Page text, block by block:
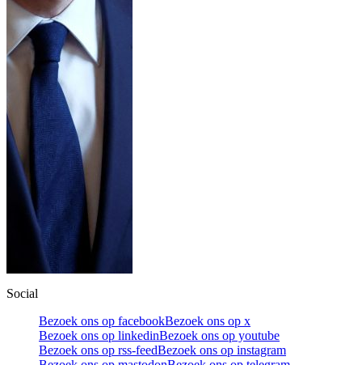
Social
Bezoek ons op facebookBezoek ons op x
Bezoek ons op linkedinBezoek ons op youtube
Bezoek ons op rss-feedBezoek ons op instagram